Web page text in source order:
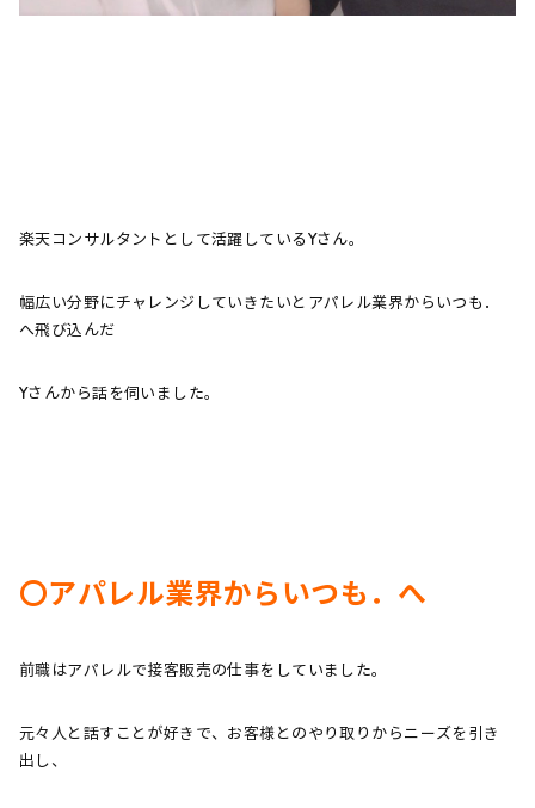
楽天コンサルタントとして活躍しているYさん。
幅広い分野にチャレンジしていきたいとアパレル業界からいつも．
へ飛び込んだ
Yさんから話を伺いました。
〇アパレル業界からいつも．へ
前職はアパレルで接客販売の仕事をしていました。
元々人と話すことが好きで、お客様とのやり取りからニーズを引き
出し、